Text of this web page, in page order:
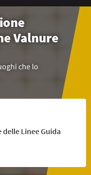
Valnure
che lo
Linee Guida